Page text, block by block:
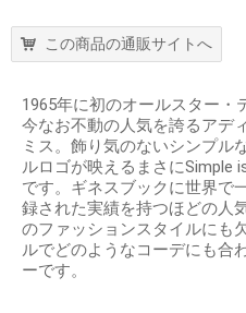
この商品の通販サイトへ
1965年に初のオールスター・
今なお不動の人気を誇るアデ
ミス。飾り気のないシンプル
ルロゴが映えるまさにSimple
です。ギネスブックに世界で
録された実績を持つほどの人
のファッションスタイルにも
ルでどのようなコーデにも合
ーです。